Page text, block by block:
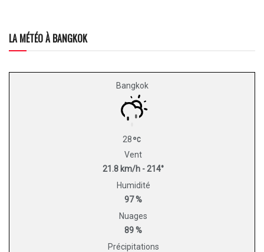
LA MÉTÉO À BANGKOK
Bangkok
28
Vent
21.8 km/h - 214°
Humidité
97 %
Nuages
89 %
Précipitations